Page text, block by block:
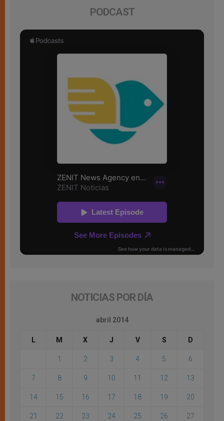
PODCAST
NOTICIAS POR DÍA
abril 2014
L M X J V S D
1 2 3 4 5 6
7 8 9 10 11 12 13
14 15 16 17 18 19 20
21 22 23 24 25 26 27